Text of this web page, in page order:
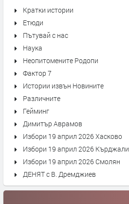
Кратки истории
Етюди
Пътувай с нас
Наука
Неопитомените Родопи
Фактор 7
Истории извън Новините
Различните
Гейминг
Димитър Аврамов
Избори 19 април 2026 Хасково
Избори 19 април 2026 Кърджали
Избори 19 април 2026 Смолян
ДЕНЯТ с В. Дремджиев